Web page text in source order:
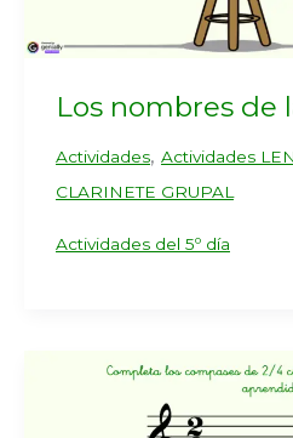
Los nombres de
Actividades, Actividades
CLARINETE GRUPAL
Actividades del 5º día